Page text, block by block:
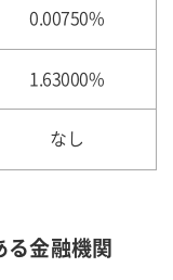
0.00750%
1.63000%
なし
る金融機関